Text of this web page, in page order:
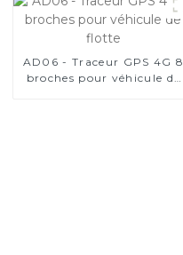
AD06 - Traceur GPS 4G 8
broches pour véhicule de